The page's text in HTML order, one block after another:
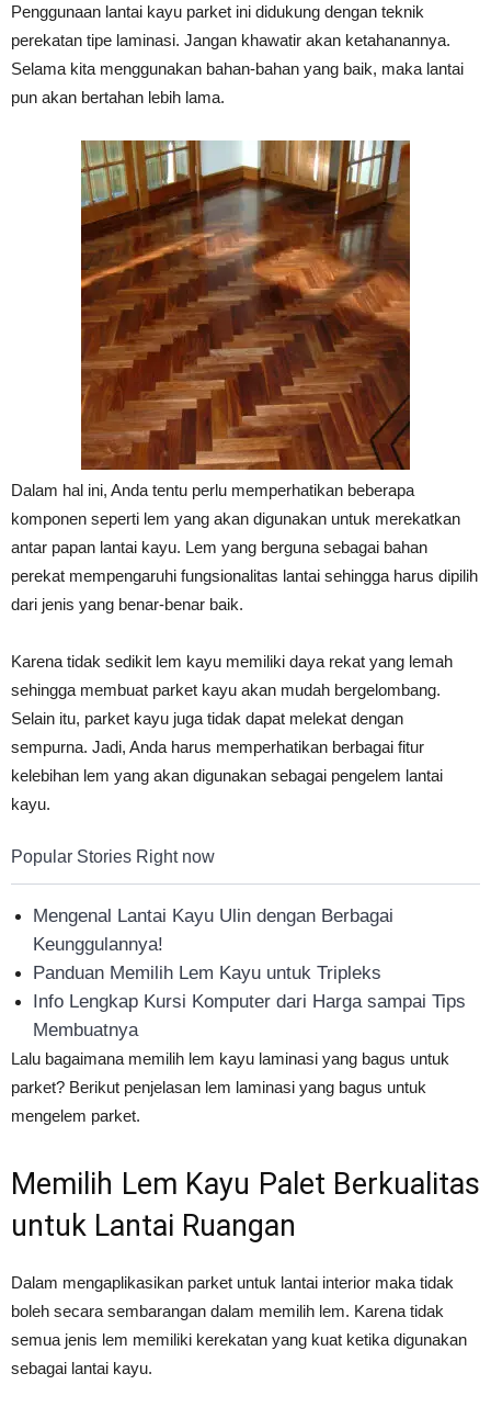
Penggunaan lantai kayu parket ini didukung dengan teknik
perekatan tipe laminasi. Jangan khawatir akan ketahanannya.
Selama kita menggunakan bahan-bahan yang baik, maka lantai
pun akan bertahan lebih lama.
Dalam hal ini, Anda tentu perlu memperhatikan beberapa
komponen seperti lem yang akan digunakan untuk merekatkan
antar papan lantai kayu. Lem yang berguna sebagai bahan
perekat mempengaruhi fungsionalitas lantai sehingga harus dipilih
dari jenis yang benar-benar baik.
Karena tidak sedikit lem kayu memiliki daya rekat yang lemah
sehingga membuat parket kayu akan mudah bergelombang.
Selain itu, parket kayu juga tidak dapat melekat dengan
sempurna. Jadi, Anda harus memperhatikan berbagai fitur
kelebihan lem yang akan digunakan sebagai pengelem lantai
kayu.
Popular Stories Right now
Mengenal Lantai Kayu Ulin dengan Berbagai
Keunggulannya!
Panduan Memilih Lem Kayu untuk Tripleks
Info Lengkap Kursi Komputer dari Harga sampai Tips
Membuatnya
Lalu bagaimana memilih lem kayu laminasi yang bagus untuk
parket? Berikut penjelasan lem laminasi yang bagus untuk
mengelem parket.
Memilih Lem Kayu Palet Berkualitas
untuk Lantai Ruangan
Dalam mengaplikasikan parket untuk lantai interior maka tidak
boleh secara sembarangan dalam memilih lem. Karena tidak
semua jenis lem memiliki kerekatan yang kuat ketika digunakan
sebagai lantai kayu.